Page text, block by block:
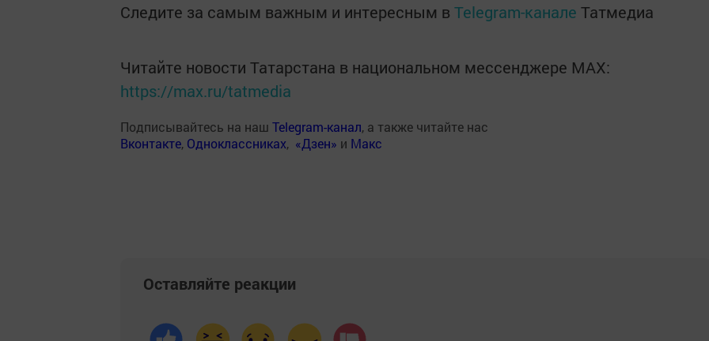
Следите за самым важным и интересным в Telegram-канале Татмедиа
Читайте новости Татарстана в национальном мессенджере MАХ:
https://max.ru/tatmedia
Подписывайтесь на наш Telegram-канал, а также читайте нас
Вконтакте, Одноклассниках, «Дзен» и Макс
Оставляйте реакции